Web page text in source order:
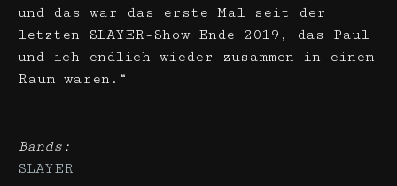
und das war das erste Mal seit der
letzten SLAYER-Show Ende 2019, das Paul
und ich endlich wieder zusammen in einem
Raum waren.“
Bands:
SLAYER